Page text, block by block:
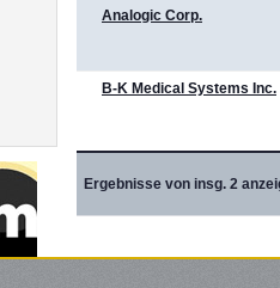
Ergebnisse von insg. 2
Analogic Corp.
B-K Medical Systems Inc.